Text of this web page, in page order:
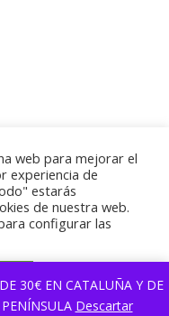
30€ EN CATALUÑA Y DE
Descartar
web para mejorar el
experiencia de
estarás
de nuestra web.
configurar las